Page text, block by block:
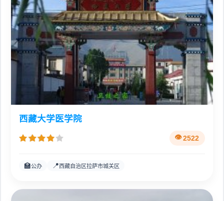
西藏大学医学院
2522
🏫公办 📍西藏自治区拉萨市城关区